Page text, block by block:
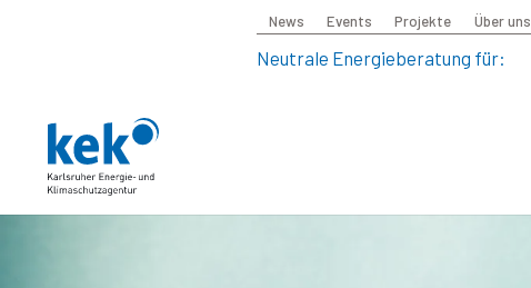
News Events Projekte Über uns
Neutrale Energieberatung für: